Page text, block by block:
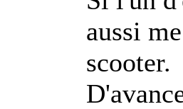
aussi
scooter.